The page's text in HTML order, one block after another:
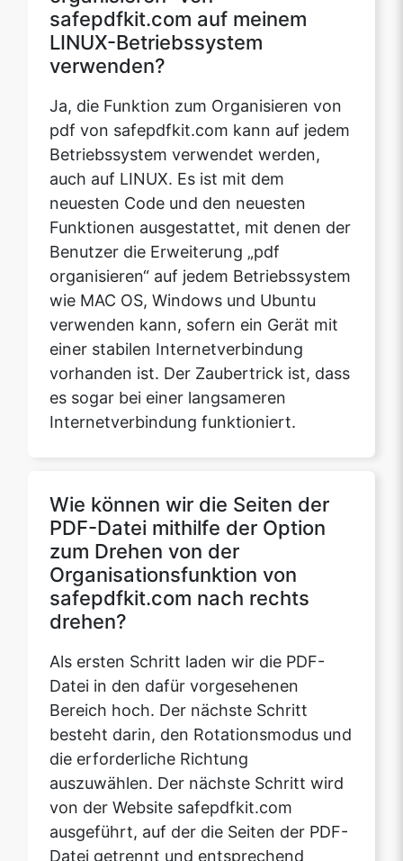
Ja, die Funktion zum Organisieren von
pdf von safepdfkit.com kann auf jedem
Betriebssystem verwendet werden,
auch auf LINUX. Es ist mit dem
neuesten Code und den neuesten
Funktionen ausgestattet, mit denen der
Benutzer die Erweiterung „pdf
organisieren“ auf jedem Betriebssystem
wie MAC OS, Windows und Ubuntu
verwenden kann, sofern ein Gerät mit
einer stabilen Internetverbindung
vorhanden ist. Der Zaubertrick ist, dass
es sogar bei einer langsameren
Internetverbindung funktioniert.
Wie können wir die Seiten der
Organisationsfunktion von
safepdfkit.com nach rechts
drehen?
Als ersten Schritt laden wir die PDF-
Datei in den dafür vorgesehenen
Bereich hoch. Der nächste Schritt
besteht darin, den Rotationsmodus und
die erforderliche Richtung
auszuwählen. Der nächste Schritt wird
von der Website safepdfkit.com
ausgeführt, auf der die Seiten der PDF-
Datei getrennt und entsprechend
angeordnet werden. Der Benutzer
dreht die erforderlichen Seiten
basierend auf der Anforderung nach